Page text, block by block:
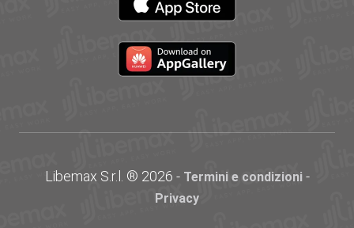
Libemax S.r.l. ® 2026 - Termini e condizioni-
Privacy